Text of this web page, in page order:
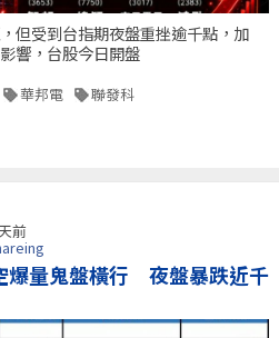
但受到台指期夜盤重挫逾千點，加
響，台股今日開盤
華邦電 聯發科
前
量鬼盤橫行 夜盤暴跌近千